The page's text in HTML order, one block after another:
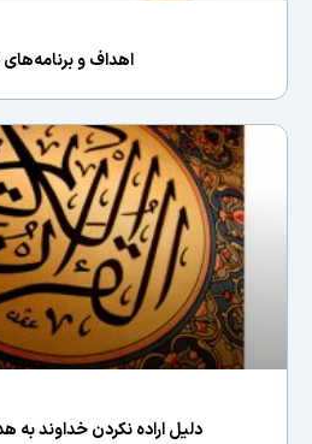
اهداف و برنامه‌های
دلیل اراده نکردن خداوند به